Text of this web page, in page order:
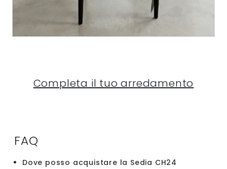
Completa il tuo arredamento
FAQ
Dove posso acquistare la Sedia CH24